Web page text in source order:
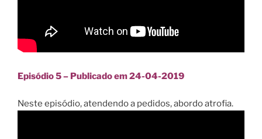
Episódio 5 – Publicado em 24-04-2019
Neste episódio, atendendo a pedidos, abordo atrofia.